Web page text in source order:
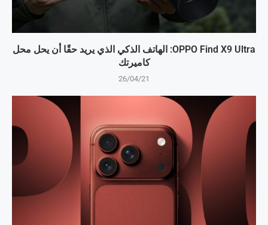
OPPO Find X9 Ultra: الهاتف الذكي الذي يريد حقًا أن يحل محل
كاميرتك
26/04/21